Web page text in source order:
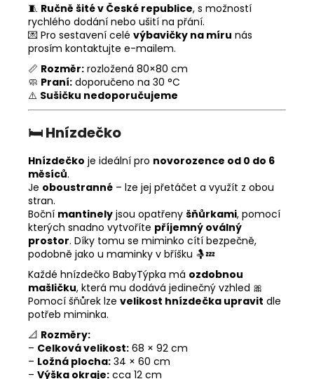
🧵 Ručně šité v České republice, s možností
rychlého dodání nebo ušití na přání.
💌 Pro sestavení celé výbavičky na míru nás
prosím kontaktujte e-mailem.
📏 Rozměr: rozložená 80×80 cm
🧼 Praní: doporučeno na 30 °C
⚠️ Sušičku nedoporučujeme
🛏️Hnízdečko
Hnízdečko je ideální pro novorozence od 0 do 6
měsíců.
Je oboustranné – lze jej přetáčet a využít z obou
stran.
Boční mantinely jsou opatřeny šňůrkami, pomocí
kterých snadno vytvoříte příjemný oválný
prostor. Díky tomu se miminko cítí bezpečně,
podobně jako u maminky v bříšku 🤱💤
Každé hnízdečko BabyTýpka má ozdobnou
mašličku, která mu dodává jedinečný vzhled 🎀
Pomocí šňůrek lze velikost hnízdečka upravit dle
potřeb miminka.
📐 Rozměry:
– Celková velikost: 68 × 92 cm
– Ložná plocha: 34 × 60 cm
– Výška okraje: cca 12 cm